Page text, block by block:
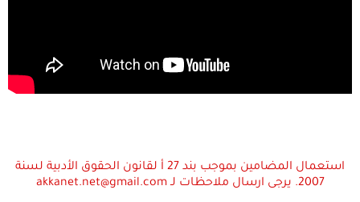
استعمال المضامين بموجب بند 27 أ لقانون الحقوق الأدبية لسنة
2007. يرجى ارسال ملاحظات لـ akkanet.net@gmail.com